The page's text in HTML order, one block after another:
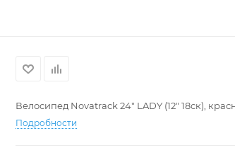
Велосипед Novatrack 24" LADY (12" 18ск),
Подробности